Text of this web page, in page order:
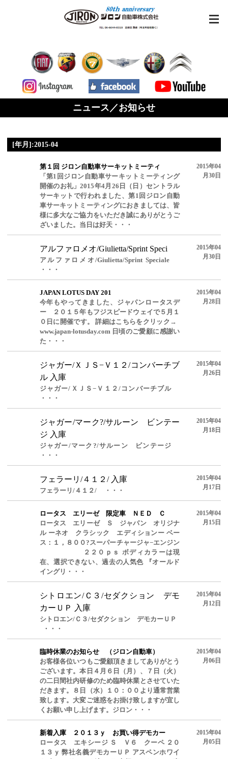
ニュース／お知らせ
[年月]:2015-04
第１回 ジロン自動車サーキットミーティ
「第1回ジロン自動車サーキットミーティング
開催のお礼」2015年4月26日（日）セントラル
サーキットで行われました、第1回ジロン自動
車サーキットミーティングにおきましては、皆
様に多大なご協力をいただき誠にありがとうご
ざいました。当日は好天・・・
2015年04
月30日
アルファロメオ/Giulietta/Sprint Speci
アルファロメオ/Giulietta/Sprint Speciale
・・・
2015年04
月30日
JAPAN LOTUS DAY 201
今年もやってきました、ジャパンロータスデ
ー ２０１５年もフジスピードウェイで５月１
０日に開催です。 詳細はこちらをクリック→
www.japan-lotusday.com 日頃のご愛顧に感謝い
た・・・
2015年04
月28日
ジャガー/ＸＪＳ−Ｖ１２/コンバーチブ
ル 入庫
ジャガー/ＸＪＳ−Ｖ１２/コンバーチブル
・・・
2015年04
月26日
ジャガー/マーク?/サルーン ビンテー
ジ 入庫
ジャガー/マーク?/サルーン ビンテージ
・・・
2015年04
月18日
フェラーリ/４１２/ 入庫
フェラーリ/４１２/ ・・・
2015年04
月17日
ロータス エリーゼ 限定車 ＮＥＤ Ｃ
ロータス エリーゼ Ｓ ジャパン オリジナ
ル ーネオ クラシック エディションー ベー
ス：１，８００?スーパーチャージャ−エンジン
２２０ｐｓ ボディカラーは現
在、選択できない、過去の人気色 『オールド
イングリ・・・
2015年04
月15日
シトロエン/Ｃ３/セダクション デモ
カーＵＰ 入庫
シトロエン/Ｃ３/セダクション デモカーＵＰ
・・・
2015年04
月12日
臨時休業のお知らせ （ジロン自動車）
お客様各位いつもご愛顧頂きましてありがとう
ございます。本日４月６日（月）、７日（火）
の二日間社内研修のため臨時休業とさせていた
だきます。８日（水）１０：００より通常営業
致します。大変ご迷惑をお掛け致しますが宜し
くお願い申し上げます。ジロン・・・
2015年04
月06日
新着入庫 ２０１３ｙ お買い得デモカー
ロータス エキシージ Ｓ Ｖ６ クーペ ２０
１３ｙ 弊社名義デモカーＵＰ アスペンホワイ
2015年04
月05日